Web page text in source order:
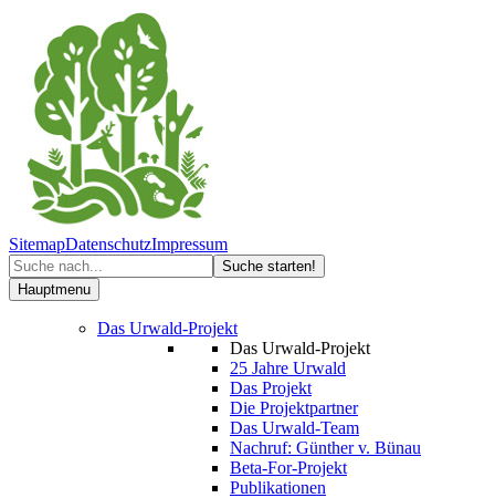
SitemapDatenschutzImpressum
Hauptmenu
Das Urwald-Projekt
Das Urwald-Projekt
25 Jahre Urwald
Das Projekt
Die Projektpartner
Das Urwald-Team
Nachruf: Günther v. Bünau
Beta-For-Projekt
Publikationen